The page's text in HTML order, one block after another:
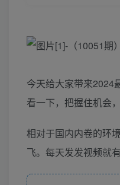
今天给大家带来2024
看一下，把握住机会
相对于国内内卷的环
飞。每天发发视频就